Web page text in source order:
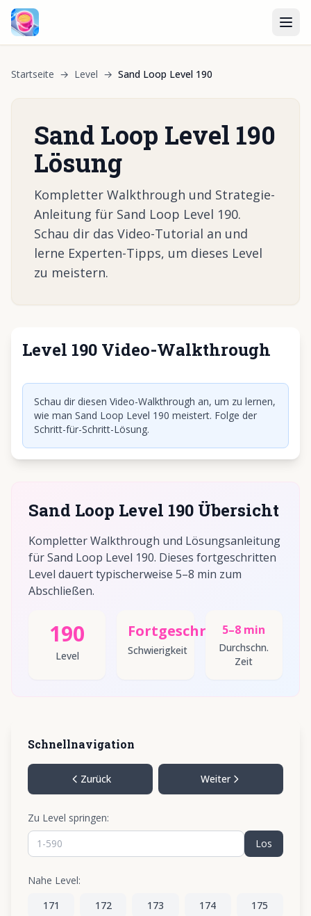
Startseite → Level → Sand Loop Level 190
Sand Loop Level 190
Lösung
Kompletter Walkthrough und Strategie-
Anleitung für Sand Loop Level 190.
Schau dir das Video-Tutorial an und
lerne Experten-Tipps, um dieses Level
zu meistern.
Level 190 Video-Walkthrough
Klicken, um Video abzuspielen
Schau dir diesen Video-Walkthrough an, um zu lernen,
wie man Sand Loop Level 190 meistert. Folge der
Schritt-für-Schritt-Lösung.
Sand Loop Level 190 Übersicht
Kompletter Walkthrough und Lösungsanleitung
für Sand Loop Level 190. Dieses fortgeschritten
Level dauert typischerweise 5–8 min zum
Abschließen.
190
Level
Fortgeschritten
Schwierigkeit
5–8 min
Durchschn.
Zeit
Schnellnavigation
Zurück Weiter
Zu Level springen:
Los
Nahe Level:
171
172 173 174 175